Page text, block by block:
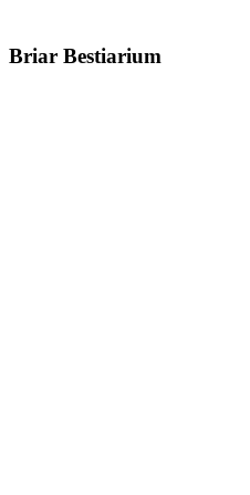
Briar Bestiarium